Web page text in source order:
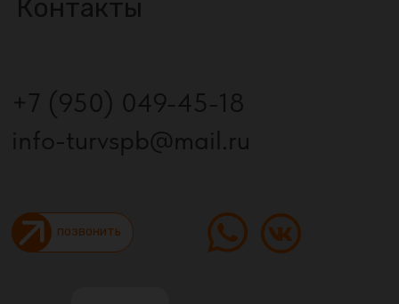
+7 (950) 049-45-18
info-turvspb@mail.ru
Контакты
позвонить